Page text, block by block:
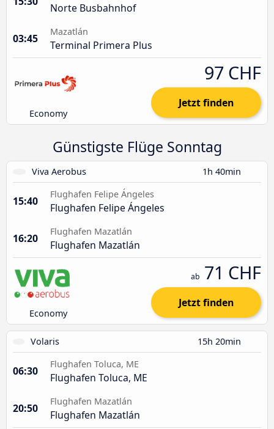
Norte Busbahnhof
03:45
Mazatlán
Terminal Primera Plus
Economy
97 CHF
Jetzt finden
Günstigste Flüge Sonntag
Viva Aerobus 1h 40min
15:40
Flughafen Felipe Ángeles
Flughafen Felipe Ángeles
16:20
Flughafen Mazatlán
Flughafen Mazatlán
Economy
ab 71 CHF
Jetzt finden
Volaris 15h 20min
06:30
Flughafen Toluca, ME
Flughafen Toluca, ME
20:50
Flughafen Mazatlán
Flughafen Mazatlán